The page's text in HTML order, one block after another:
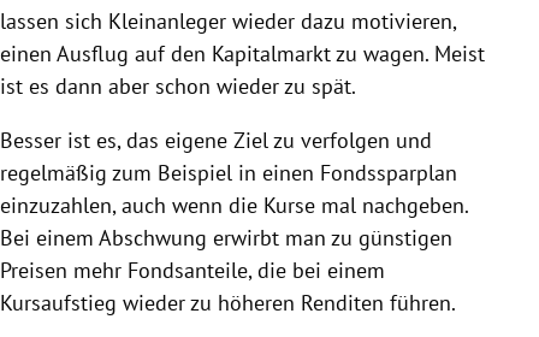
lassen sich Kleinanleger wieder dazu motivieren,
einen Ausflug auf den Kapitalmarktzu wagen. Meist
ist es dann aber schon wieder zu spät.
Besser ist es, das eigene Ziel zu verfolgen und
regelmäßig zum Beispiel in einen Fondssparplan
einzuzahlen, auch wenn die Kurse mal nachgeben.
Bei einem Abschwung erwirbt man zu günstigen
Preisen mehr Fondsanteile, die bei einem
Kursaufstieg wieder zu höheren Renditen führen.